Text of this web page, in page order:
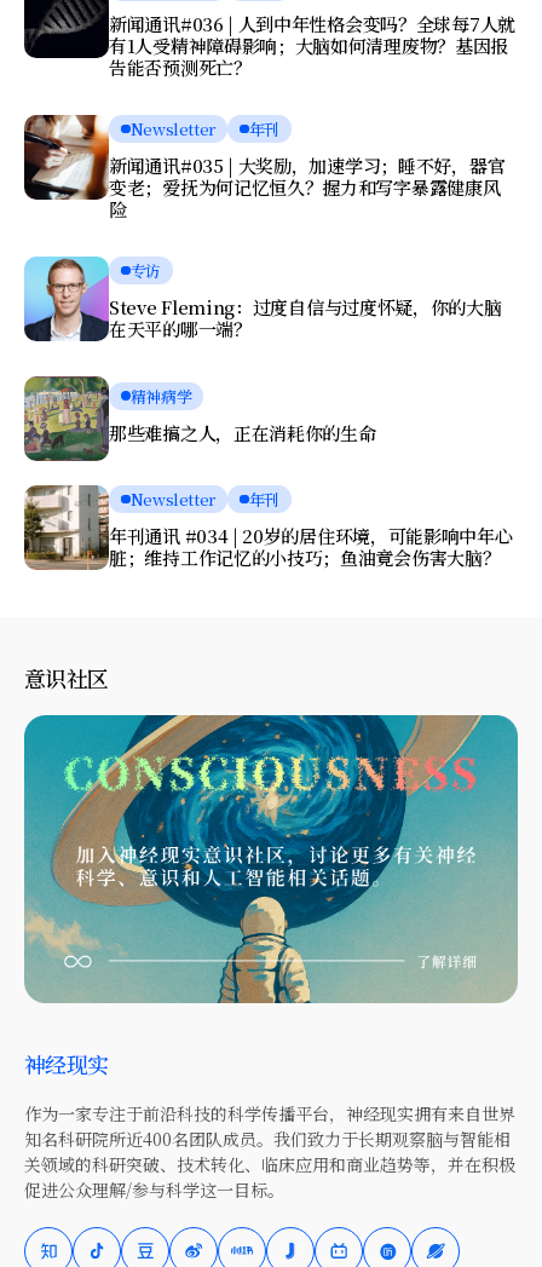
新闻通讯#036 | 人到中年性格会变吗？全球每7人就
有1人受精神障碍影响；大脑如何清理废物？基因报
告能否预测死亡？
Newsletter 年刊
新闻通讯#035 | 大奖励，加速学习；睡不好，器官
变老；爱抚为何记忆恒久？握力和写字暴露健康风
险
专访
Steve Fleming：过度自信与过度怀疑，你的大脑
在天平的哪一端？
精神病学
那些难搞之人，正在消耗你的生命
Newsletter 年刊
年刊通讯 #034 | 20岁的居住环境，可能影响中年心
脏；维持工作记忆的小技巧；鱼油竟会伤害大脑？
意识社区
神经现实
作为一家专注于前沿科技的科学传播平台，神经现实拥有来自世界
知名科研院所近400名团队成员。我们致力于长期观察脑与智能相
关领域的科研突破、技术转化、临床应用和商业趋势等，并在积极
促进公众理解/参与科学这一目标。